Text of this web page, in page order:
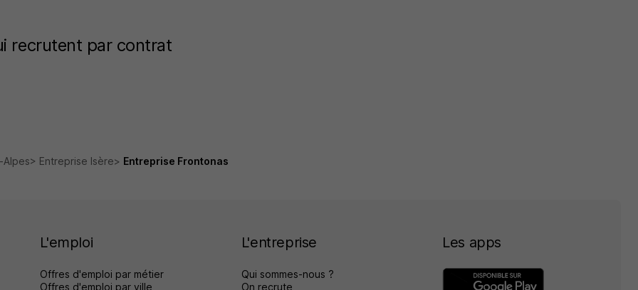
recrutent par contrat
Alpes Entreprise Isère Entreprise Frontonas
L'emploi
Offres d'emploi par métier
Offres d'emploi par ville
L'entreprise
Qui sommes-nous ?
On recrute
Les apps